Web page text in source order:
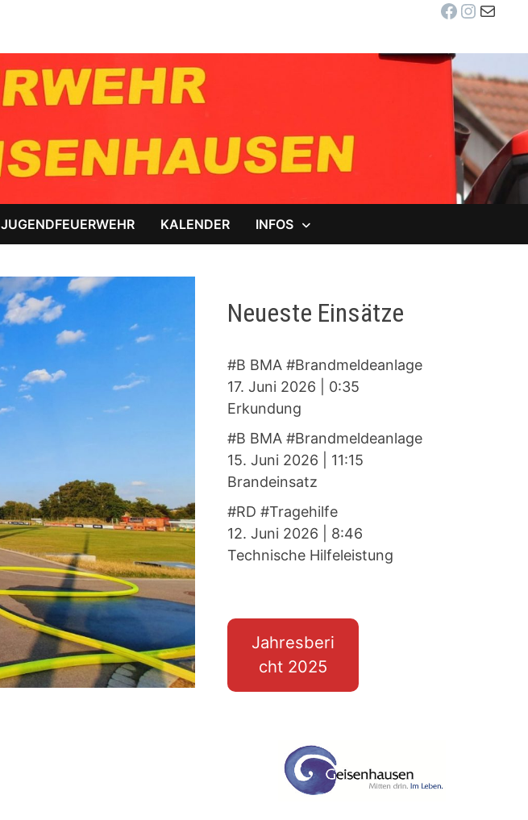
Facebook
E-Mail
JUGENDFEUERWEHR KALENDER INFOS
Neueste Einsätze
#B BMA #Brandmeldeanlage
17. Juni 2026
0:35
Erkundung
#B BMA #Brandmeldeanlage
15. Juni 2026
11:15
Brandeinsatz
#RD #Tragehilfe
12. Juni 2026
8:46
Technische Hilfeleistung
Jahresberi
cht 2025